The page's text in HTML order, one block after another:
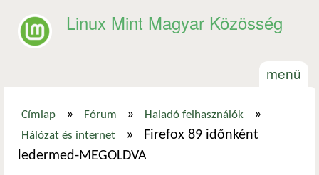
Linux Mint Magyar Közösség
menü
Jelenlegi hely
Címlap » Fórum » Haladó felhasználók »
Hálózat és internet »
Firefox 89 időnként
ledermed-MEGOLDVA